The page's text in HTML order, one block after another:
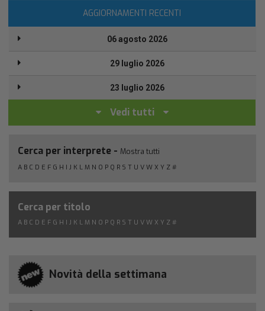
AGGIORNAMENTI RECENTI
06 agosto 2026
29 luglio 2026
23 luglio 2026
Vedi tutti
Cerca per interprete - Mostra tutti
A B C D E F G H I J K L M N O P Q R S T U V W X Y Z #
Cerca per titolo
A B C D E F G H I J K L M N O P Q R S T U V W X Y Z #
Novità della settimana